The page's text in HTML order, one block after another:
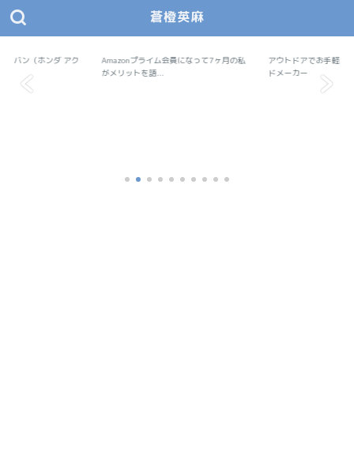
蒼橙英麻
あおとえま モノデザ
蒼橙英麻（あおとえま）の物作りデザイン研究所
軽バン（ホンダ アク
Amazon
Amazonプライム会員になって7ヶ月の私
がメリットを語...
アウトドア
アウトドアでお手軽料
ドメーカー